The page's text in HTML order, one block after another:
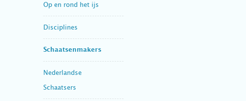
Op en rond het ijs
Disciplines
Schaatsenmakers
Nederlandse
Schaatsers